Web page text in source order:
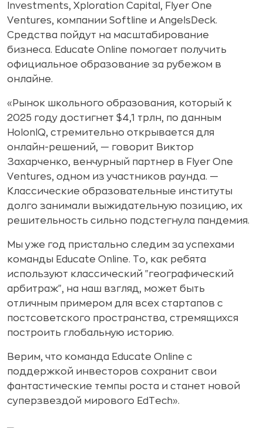
Investments, Xploration Capital, Flyer One
Ventures, компании Softline и AngelsDeck.
Средства пойдут на масштабирование
бизнеса. Educate Online помогает получить
официальное образование за рубежом в
онлайне.
«Рынок школьного образования, который к
2025 году достигнет $4,1 трлн, по данным
HolonIQ, стремительно открывается для
онлайн-решений, — говорит Виктор
Захарченко, венчурный партнер в Flyer One
Ventures, одном из участников раунда. —
Классические образовательные институты
долго занимали выжидательную позицию, их
решительность сильно подстегнула пандемия.
Мы уже год пристально следим за успехами
команды Educate Online. То, как ребята
используют классический "географический
арбитраж", на наш взгляд, может быть
отличным примером для всех стартапов с
постсоветского пространства, стремящихся
построить глобальную историю.
Верим, что команда Educate Online с
поддержкой инвесторов сохранит свои
фантастические темпы роста и станет новой
суперзвездой мирового EdTech».